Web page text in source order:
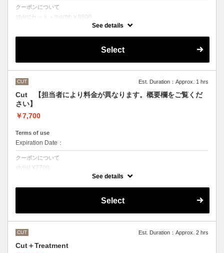
クーポンについて
stylistカット＋marbb￥8800
クバ指名カット＋marbb￥9350
シャンプースタイリング代が含まれております。
See details
Select
CUT Est. Duration：Approx. 1 hrs
Cut 【担当者により料金が異なります。概要欄をご覧くだ
さい】
￥7,700
Terms of use
Expiration Date：
クーポンについて
stylist ¥7700
シャンプースタイリング代が含まれております。
くかご来店の際にスタッフにお伝えください）
See details
Select
CUT Est. Duration：Approx. 2 hrs
Cut＋Treatment